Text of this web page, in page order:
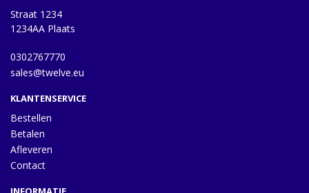
Straat 1234
1234AA Plaats
0302767770
sales@twelve.eu
KLANTENSERVICE
Bestellen
Betalen
Afleveren
Contact